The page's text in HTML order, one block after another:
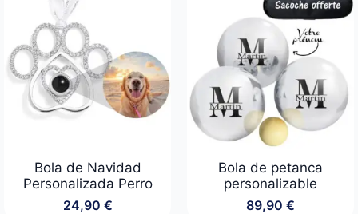
Bola de Navidad
Personalizada Perro
24,90 €
Bola de petanca
personalizable
89,90 €